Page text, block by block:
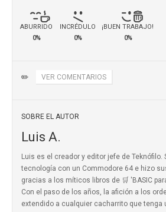
ABURRIDO
0%
INCRÉDULO
0%
¡BUEN TRABAJO!
0%
✏️ VER COMENTARIOS
SOBRE EL AUTOR
Luis A.
Luis es el creador y editor jefe de Teknófilo.
tecnología con un Commodore 64 e hizo
gracias a los míticos libros de 🛒 'BASIC
Con el paso de los años, la afición a los
extendido a cualquier cacharrito que tenga